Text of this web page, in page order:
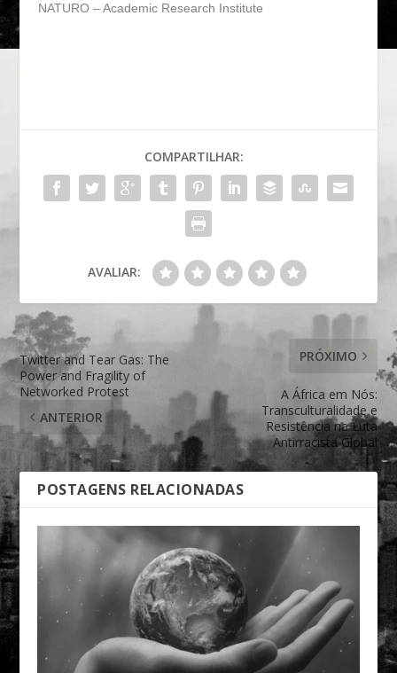
NATURO – Academic Research Institute
COMPARTILHAR:
AVALIAR:
Twitter and Tear Gas: The
Power and Fragility of
Networked Protest
ANTERIOR
PRÓXIMO
A África em Nós:
Transculturalidade e
Resistência na Luta
Antirracista Global
POSTAGENS RELACIONADAS